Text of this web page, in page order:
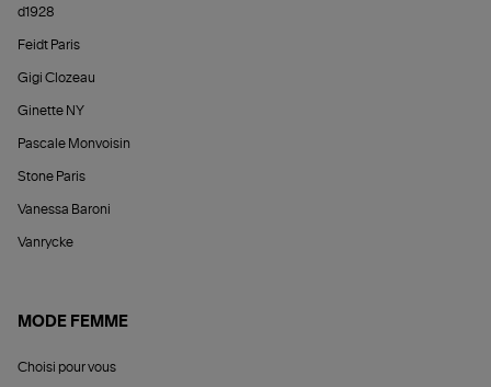
d1928
Feidt Paris
Gigi Clozeau
Ginette NY
Pascale Monvoisin
Stone Paris
Vanessa Baroni
Vanrycke
MODE FEMME
Choisi pour vous